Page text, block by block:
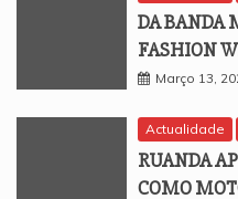
DA BANDA
FASHION
Março 13,
Actualidade
RUANDA
COMO